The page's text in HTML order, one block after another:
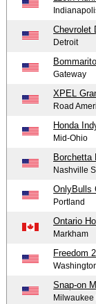
Chevrolet
Detroit
Gateway
XPEL
Road
Honda
Mid-Ohio
Borchetta
Nashville
OnlyBulls
Portland
Ontario
Markham
Freedom
Snap-on
Milwaukee